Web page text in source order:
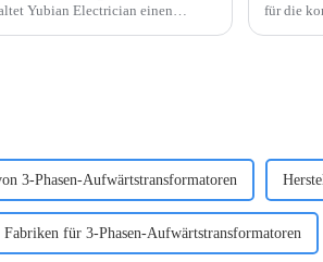
Yubian Electrician einen
für die
3-Phasen-Aufwärtstransformatoren
Fabriken für 3-Phasen-Aufwärtstransformatoren